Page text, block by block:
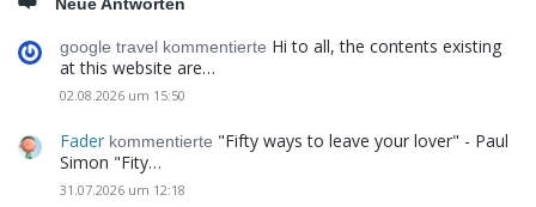
google travel kommentierte Hi to all, the contents existing
at this website are…
02.08.2026 um 15:50
Fader kommentierte "Fifty ways to leave your lover" - Paul
Simon "Fity…
31.07.2026 um 12:18